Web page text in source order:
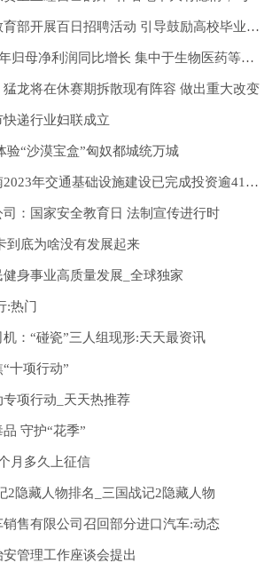
播报：工信部、教育部开展百日招聘活动 引导鼓励高校毕业生到中小企业工作
426家公司连续三年归母净利润同比增长 集中于生物医药等五大行业
龙将在休赛期拆散现有阵容 做出重大改变
递行业妇联成立
验“沙漠宝盒”匈奴都城统万城
全球快看点丨河南2023年交通基础设施建设已完成投资逾414亿元
司：国家安全教育日 法制宣传进行时
到底为啥没有发展起来
身事业高质量发展_全球独家
:热门
：“碰瓷”三人组现形:天天最资讯
十项行动”
项行动_天天热推荐
守护“花季”
月多久上征信
2隐藏人物排名_三国战记2隐藏人物
售有限公司召回部分进口汽车:动态
管理工作座谈会提出